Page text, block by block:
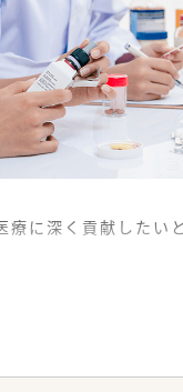
る環境がございます
療に深く貢献したい
も認められています
薬指導を行えます。
ぶことが可能です。